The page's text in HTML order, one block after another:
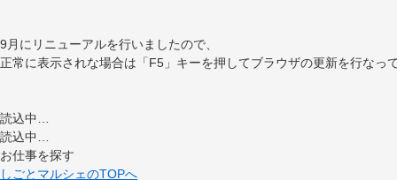
9月にリニューアルを行いましたので、
正常に表示されな場合は「F5」キーを押してブラウザの更新を行なって
読込中…
読込中…
お仕事を探す
しごとマルシェのTOPへ